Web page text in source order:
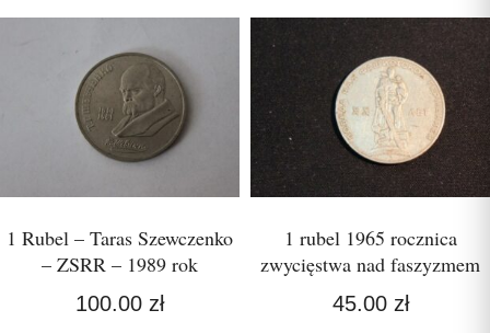
1 Rubel – Taras Szewczenko
– ZSRR – 1989 rok
100.00 zł
1 rubel 1965 rocznica
zwycięstwa nad faszyzmem
45.00 zł